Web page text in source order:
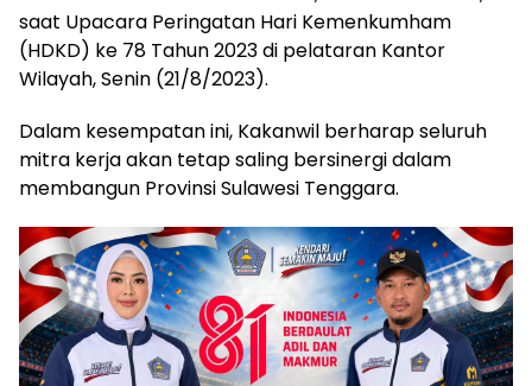
saat Upacara Peringatan Hari Kemenkumham
(HDKD) ke 78 Tahun 2023 di pelataran Kantor
Wilayah, Senin (21/8/2023).
Dalam kesempatan ini, Kakanwil berharap seluruh
mitra kerja akan tetap saling bersinergi dalam
membangun Provinsi Sulawesi Tenggara.